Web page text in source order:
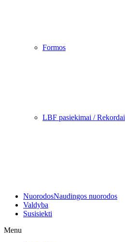
Formos
LBF pasiekimai / Rekordai
NuorodosNaudingos nuorodos
Valdyba
Susisiekti
Menu